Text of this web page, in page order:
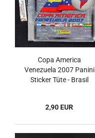
Copa America
Venezuela 2007 Panini
Sticker Tüte - Brasil
2,90 EUR